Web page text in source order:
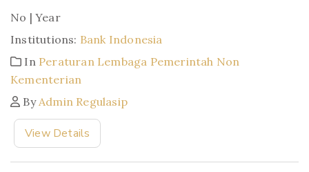
No | Year
Institutions: Bank Indonesia
In Peraturan Lembaga Pemerintah Non
Kementerian
By Admin Regulasip
View Details